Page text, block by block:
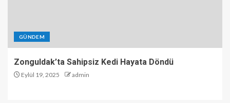
GÜNDEM
Zonguldak’ta Sahipsiz Kedi Hayata Döndü
Eylül 19, 2025 admin